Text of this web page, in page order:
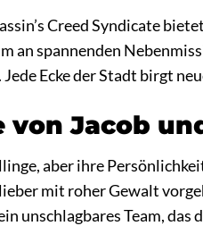
Creed Syndicate
an spannenden
Ecke der Stadt birgt
von Jacob
aber ihre
mit roher Gewalt
unschlagbares Team,